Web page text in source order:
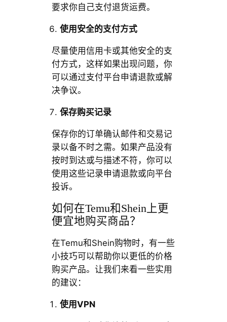
要求你自己支付退货运费。
使用安全的支付方式
尽量使用信用卡或其他安全的支
付方式，这样如果出现问题，你
可以通过支付平台申请退款或解
决争议。
保存购买记录
保存你的订单确认邮件和交易记
录以备不时之需。如果产品没有
按时到达或与描述不符，你可以
使用这些记录申请退款或向平台
投诉。
如何在Temu和Shein上更
便宜地购买商品？
在Temu和Shein购物时，有一些
小技巧可以帮助你以更低的价格
购买产品。让我们来看一些实用
的建议：
使用VPN